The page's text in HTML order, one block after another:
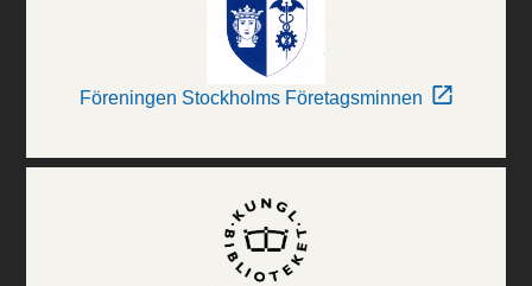
Föreningen Stockholms Företagsminnen